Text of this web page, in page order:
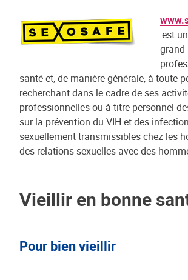
est
grand
santé et, de manière générale, à toute
recherchant dans le cadre de ses
professionnelles ou à titre personnel
sur la prévention du VIH et des
sexuellement transmissibles chez les
des relations sexuelles avec des
Vieillir en bonne
Pour bien vieillir